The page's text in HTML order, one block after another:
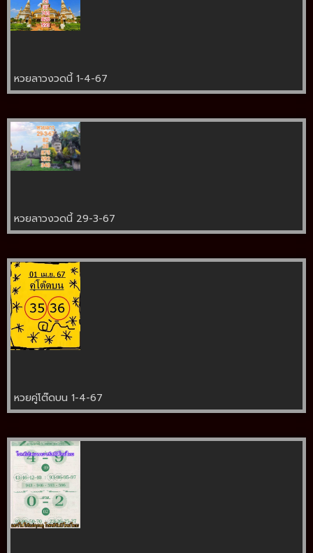
หวยลาวงวดนี้ 1-4-67
หวยลาวงวดนี้ 29-3-67
หวยคู่โต๊ดบน 1-4-67